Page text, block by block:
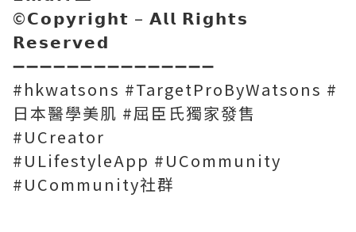
©️𝗖𝗼𝗽𝘆𝗿𝗶𝗴𝗵𝘁 – 𝗔𝗹𝗹 𝗥𝗶𝗴𝗵𝘁𝘀
𝗥𝗲𝘀𝗲𝗿𝘃𝗲𝗱
➖➖➖➖➖➖➖➖➖➖➖➖➖➖➖
#hkwatsons #TargetProByWatsons #
日本醫學美肌 #屈臣氏獨家發售
#UCreator
#ULifestyleApp #UCommunity
#UCommunity社群